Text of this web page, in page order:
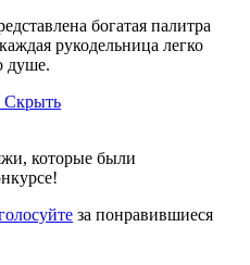
богатая палитра
рукодельница легко
душе.
Скрыть
которые были
за понравившиеся